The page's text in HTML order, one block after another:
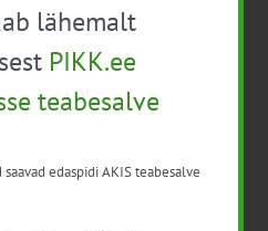
liitumine.
lähemalt
PIKK.ee
teabesalve
edaspidi AKIS teabesalve